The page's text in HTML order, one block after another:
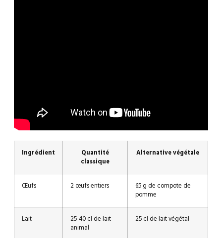
Ingrédient
Quantité
classique
Alternative végétale
Œufs 2 œufs entiers
65 g de compote de
pomme
Lait
25-40 cl de lait
animal
25 cl de lait végétal